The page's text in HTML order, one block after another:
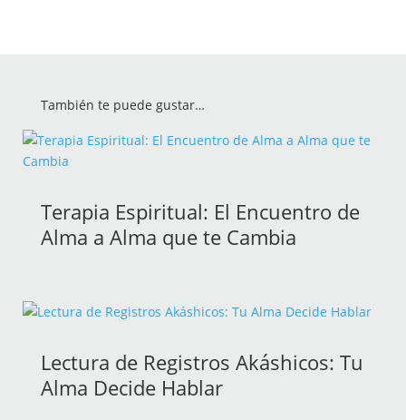
También te puede gustar…
Terapia Espiritual: El Encuentro de
Alma a Alma que te Cambia
Lectura de Registros Akáshicos: Tu
Alma Decide Hablar